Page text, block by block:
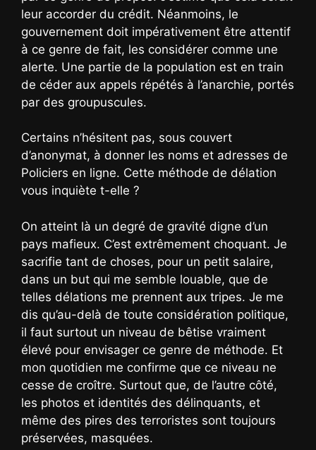
leur accorder du crédit. Néanmoins, le
gouvernement doit impérativement être attentif
à ce genre de fait, les considérer comme une
alerte. Une partie de la population est en train
de céder aux appels répétés à l’anarchie, portés
par des groupuscules.
Certains n’hésitent pas, sous couvert
d’anonymat, à donner les noms et adresses de
Policiers en ligne. Cette méthode de délation
vous inquiète t-elle ?
On atteint là un degré de gravité digne d’un
pays mafieux. C’est extrêmement choquant. Je
sacrifie tant de choses, pour un petit salaire,
dans un but qui me semble louable, que de
telles délations me prennent aux tripes. Je me
dis qu’au-delà de toute considération politique,
il faut surtout un niveau de bêtise vraiment
élevé pour envisager ce genre de méthode. Et
mon quotidien me confirme que ce niveau ne
cesse de croître. Surtout que, de l’autre côté,
les photos et identités des délinquants, et
même des pires des terroristes sont toujours
préservées, masquées.